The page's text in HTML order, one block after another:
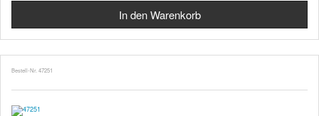
Bestell-Nr. 47251